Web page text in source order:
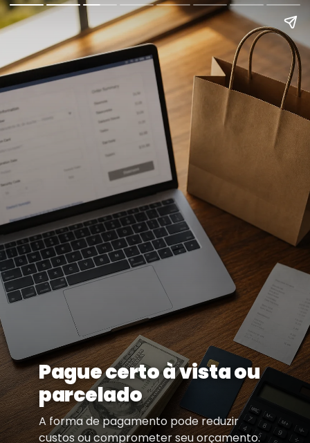
Pague certo à vista ou
parcelado
A forma de pagamento pode reduzir
custos ou comprometer seu orçamento.